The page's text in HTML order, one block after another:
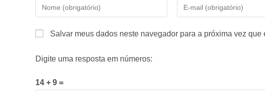
Digite
seu
nome
ou
para
Digite
seu
de
comentar
Salvar meus dados neste navegador para a próxima vez que
Digite uma resposta em números:
14 + 9 =